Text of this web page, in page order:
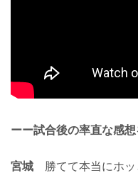
ーー試合後の率直な感
宮城 勝てて本当にホッ